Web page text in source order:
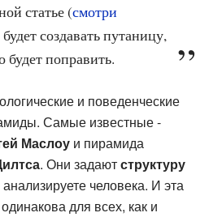
статье (смотри
создавать путаницу,
будет поправить.
и поведенческие
Самые известные -
Маслоу и пирамида
. Они задаютструктуру
человека. И эта
для всех, как и